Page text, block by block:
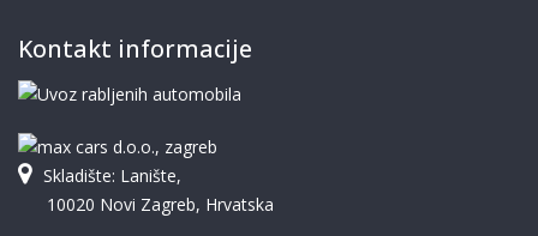
Kontakt informacije
Skladište: Lanište,
10020 Novi Zagreb, Hrvatska